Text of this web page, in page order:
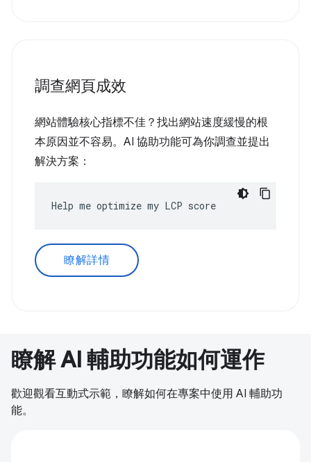
調查網頁成效
網站體驗核心指標不佳？找出網站速度緩慢的根
本原因並不容易。AI 協助功能可為你調查並提出
解決方案：
Help me optimize my LCP score
瞭解詳情
瞭解 AI 輔助功能如何運作
歡迎觀看互動式示範，瞭解如何在專案中使用 AI 輔助功
能。